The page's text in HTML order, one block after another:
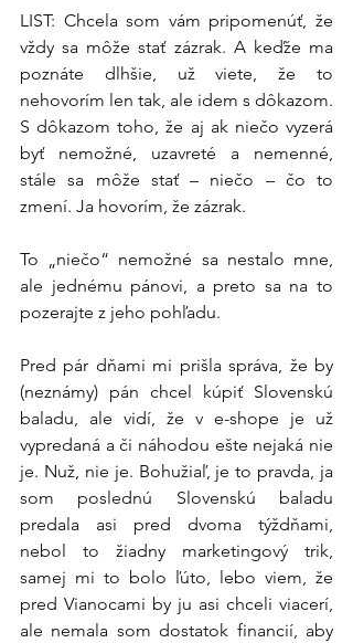
LIST: Chcela som vám pripomenúť, že
vždy sa môže stať zázrak. A keďže ma
poznáte dlhšie, už viete, že to
nehovorím len tak, ale idem s dôkazom.
S dôkazom toho, že aj ak niečo vyzerá
byť nemožné, uzavreté a nemenné,
stále sa môže stať – niečo – čo to
zmení. Ja hovorím, že zázrak.
To „niečo“ nemožné sa nestalo mne,
ale jednému pánovi, a preto sa na to
pozerajte z jeho pohľadu.
Pred pár dňami mi prišla správa, že by
(neznámy) pán chcel kúpiť Slovenskú
baladu, ale vidí, že v e-shope je už
vypredaná a či náhodou ešte nejaká nie
je. Nuž, nie je. Bohužiaľ, je to pravda, ja
som poslednú Slovenskú baladu
predala asi pred dvoma týždňami,
nebol to žiadny marketingový trik,
samej mi to bolo ľúto, lebo viem, že
pred Vianocami by ju asi chceli viacerí,
ale nemala som dostatok financií, aby